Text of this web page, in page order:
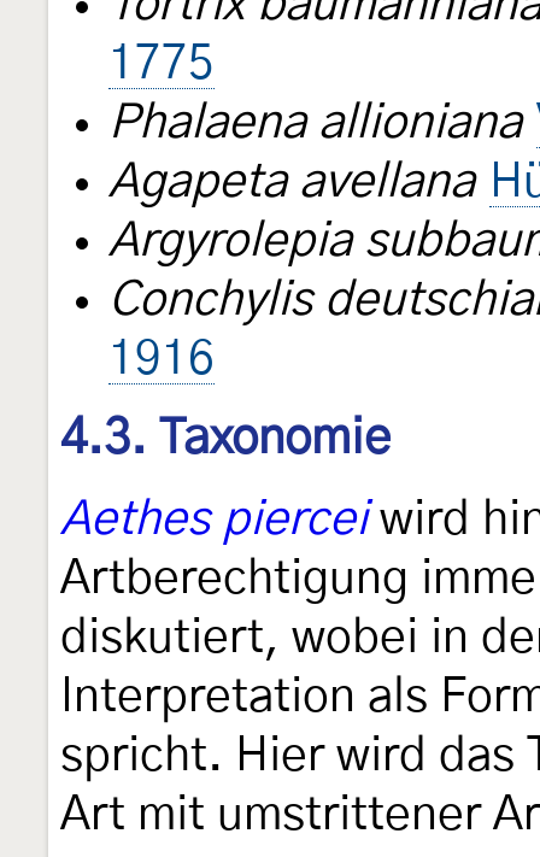
1775
Phalaena allioniana
Agapeta avellana
Argyrolepia
Conchylis
1916
4.3. Taxonomie
Aethes pierceiwird
Artberechtigung
diskutiert, wobei in
Interpretation als
spricht. Hier wird das
Art mit umstrittener